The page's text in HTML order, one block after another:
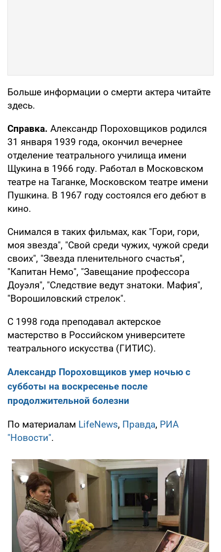
Больше информации о смерти актера читайте
здесь.
Справка. Александр Пороховщиков родился
31 января 1939 года, окончил вечернее
отделение театрального училища имени
Щукина в 1966 году. Работал в Московском
театре на Таганке, Московском театре имени
Пушкина. В 1967 году состоялся его дебют в
кино.
Снимался в таких фильмах, как "Гори, гори,
моя звезда", "Свой среди чужих, чужой среди
своих", "Звезда пленительного счастья",
"Капитан Немо", "Завещание профессора
Доуэля", "Следствие ведут знатоки. Мафия",
"Ворошиловский стрелок".
С 1998 года преподавал актерское
мастерство в Российском университете
театрального искусства (ГИТИС).
Александр Пороховщиков умер ночью с
субботы на воскресенье после
продолжительной болезни
По материалам LifeNews, Правда, РИА
"Новости".